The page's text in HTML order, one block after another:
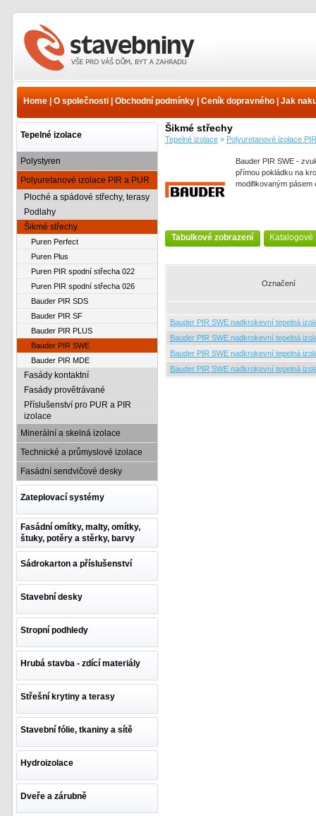
střechy - Polyuretanové
Tepelné izolace - Ceník
Home| O společnosti| Obchodní podmínky| Ceník dopravného| Jak
Tepelné izolace
Polystyren
Polyuretanové izolace PIR a PUR
Ploché a spádové střechy, terasy
Podlahy
Šikmé střechy
Puren Perfect
Puren Plus
Puren PIR spodní střecha 022
Puren PIR spodní střecha 026
Bauder PIR SDS
Bauder PIR SF
Bauder PIR PLUS
Bauder PIR SWE
Bauder PIR MDE
Fasády kontaktní
Fasády provětrávané
Příslušenství pro PUR a PIR
izolace
Minerální a skelná izolace
Technické a průmyslové izolace
Fasádní sendvičové desky
Zateplovací systémy
Fasádní omítky, malty, omítky,
štuky, potěry a stěrky, barvy
Sádrokarton a příslušenství
Stavební desky
Stropní podhledy
Hrubá stavba - zdící materiály
Střešní krytiny a terasy
Stavební fólie, tkaniny a sítě
Hydroizolace
Dveře a zárubně
Šikmé střechy
Tepelné izolace» Polyuretanové izolace
Bauder PIR SWE -
přímou pokládku na
modifikovaným pásem
Tabulkové zobrazení Katalogové
Označení
Bauder PIR SWE nadkrokevní tepelná
Bauder PIR SWE nadkrokevní tepelná
Bauder PIR SWE nadkrokevní tepelná
Bauder PIR SWE nadkrokevní tepelná